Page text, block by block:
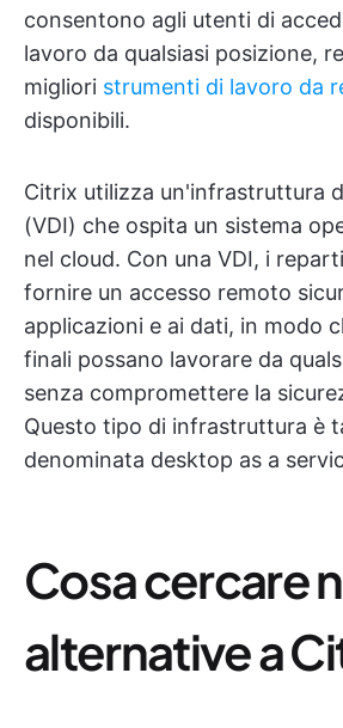
consentono agli utenti di
lavoro da qualsiasi posizione,
migliori strumenti di lavoro da
disponibili.
Citrix utilizza un'infrastruttura
(VDI) che ospita un sistema
nel cloud. Con una VDI, i
fornire un accesso remoto
applicazioni e ai dati, in modo
finali possano lavorare da
senza compromettere la
Questo tipo di infrastruttura è
denominata desktop as a
Cosa cercare
alternative a